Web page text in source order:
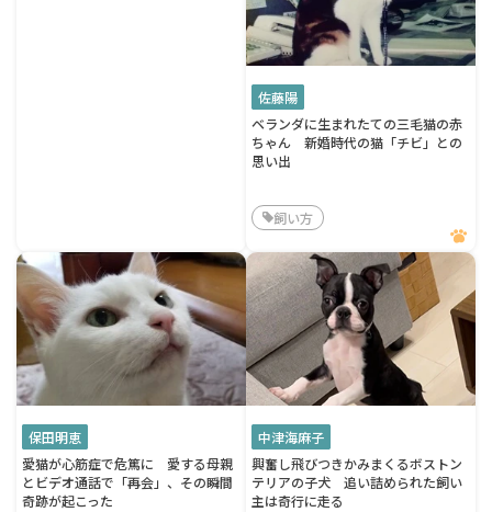
佐藤陽
ベランダに生まれたての三毛猫の赤
ちゃん 新婚時代の猫「チビ」との
思い出
飼い方
保田明恵
愛猫が心筋症で危篤に 愛する母親
とビデオ通話で「再会」、その瞬間
奇跡が起こった
中津海麻子
興奮し飛びつきかみまくるボストン
テリアの子犬 追い詰められた飼い
主は奇行に走る